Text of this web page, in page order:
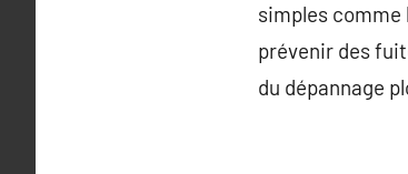
simples comme
prévenir des
du dépannage